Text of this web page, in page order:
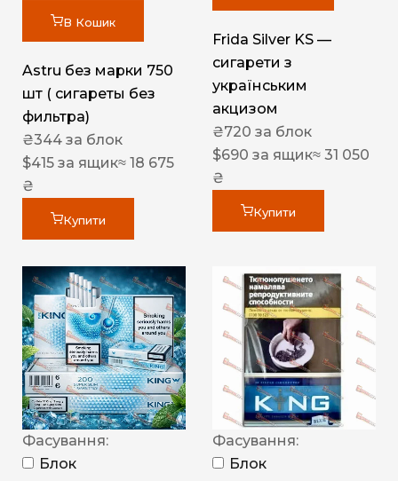
В Кошик
Astru без марки 750
шт ( сигареты без
фильтра)
₴344 за блок
$415 за ящик≈ 18 675
₴
Купити
Frida Silver KS —
сигарети з
українським
акцизом
₴720 за блок
$690 за ящик≈ 31 050
₴
Купити
Фасування:
Блок
Фасування:
Блок